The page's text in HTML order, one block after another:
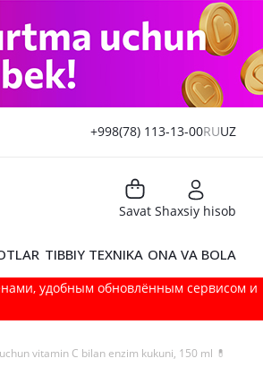
+998(78) 113-13-00RUUZ
Savat Shaxsiy hisob
TIBBIY TEXNIKA ONA VA BOLA
удобным обновлённым сервисом и
vitamin C bilan enzim kukuni, 150 ml 💊